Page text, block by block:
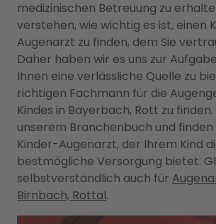
medizinischen Betreuung zu
verstehen, wie wichtig es ist, einen
Augenarzt zu finden, dem Sie
Daher haben wir es uns zur
Ihnen eine verlässliche Quelle zu
richtigen Fachmann für die
Kindes in Bayerbach, Rott zu
unserem Branchenbuch und finden
Kinder-Augenarzt, der Ihrem Kind
bestmögliche Versorgung bietet.
selbstverständlich auch für
Birnbach, Rottal.